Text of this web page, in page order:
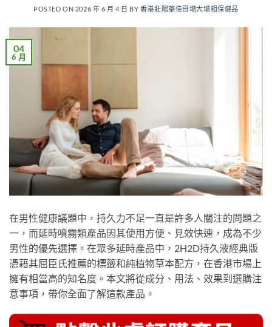
POSTED ON 2026 年 6 月 4 日 BY 香港壯陽藥偉哥增大增粗保健品
04
6 月
在男性健康議題中，持久力不足一直是許多人關注的問題之
一，而延時噴霧類產品因其使用方便、見效快速，成為不少
男性的優先選擇。在眾多延時產品中，2H2D持久液經典版
憑藉其屈臣氏推薦的標籤和純植物草本配方，在香港市場上
擁有相當高的知名度。本文將從成分、用法、效果到選購注
意事項，帶你全面了解這款產品。